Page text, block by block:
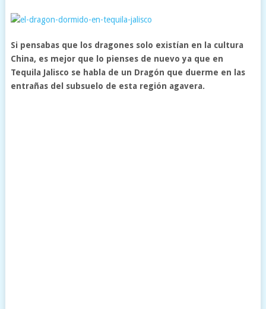
Si pensabas que los dragones solo existían en la cultura
China, es mejor que lo pienses de nuevo ya que en
Tequila Jalisco se habla de un Dragón que duerme en las
entrañas del subsuelo de esta región agavera.